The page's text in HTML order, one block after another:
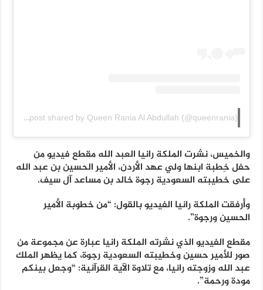
A post shared by Queen Rania Al Abdullah (@queenrania)
والخميس، نشرت الملكة رانيا العبد الله مقطع فيديو من
حفل خِطبة ابنها ولي عهد الأردن، الأمير الحسين بن عبد الله
على خطيبته السعودية رجوة خالد بن مساعد آل سيف.
وأرفقت الملكة رانيا الفيديو بالقول: “من خطوبة الأمير
الحسين ورجوة”.
مقطع الفيديو الذي نشرته الملكة رانيا عبارة عن مجموعة من
صور للأمير حسين وخطيبته السعودية رجوة، كما يظهر الملك
عبد الله وزوجته رانيا، مع تلاوة الآية القرآنية: “وجعل بينكم
مودة ورحمة”.